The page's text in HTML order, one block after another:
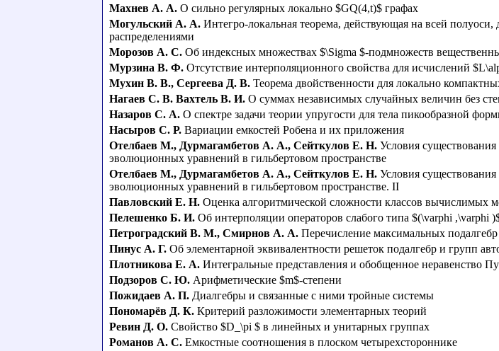
Махнев А. А. О сильно регулярных локально $GQ(4,t)$ графах
Могульский А. А. Интегро-локальная теорема, действующая на всей
распределениями
Морозов А. С. Об индексных множествах $\Sigma $-подмножеств
Мурзина В. Ф. Отсутствие интерполяционного свойства для исчислений
Мухин В. В., Сергеева Д. В. Теорема двойственности для локально
Нагаев С. В. Вахтель В. И. О суммах независимых случайных величин без
Назаров С. А. О спектре задачи теории упругости для тела пикообразной
Насыров С. Р. Вариации емкостей Робена и их приложения
Отелбаев М., Дурмагамбетов А. А., Сейткулов Е. Н. Условия
эволюционных уравнений в гильбертовом пространстве
Отелбаев М., Дурмагамбетов А. А., Сейткулов Е. Н. Условия
эволюционных уравнений в гильбертовом пространстве. II
Павловский Е. Н. Оценка алгоритмической сложности классов вычислимых
Пелешенко Б. И. Об интерполяции операторов слабого типа $(\varphi ,\varphi
Петроградский В. М., Смирнов А. А. Перечисление максимальных
Пинус А. Г. Об элементарной эквивалентности решеток подалгебр и групп
Плотникова Е. А. Интегральные представления и обобщенное неравенство
Подзоров С. Ю. Арифметические $m$-степени
Пожидаев А. П. Диалгебры и связанные с ними тройные системы
Пономарëв Д. К. Критерий разложимости элементарных теорий
Ревин Д. О. Свойство $D_\pi $ в линейных и унитарных группах
Романов А. С. Емкостные соотношения в плоском четырехстороннике